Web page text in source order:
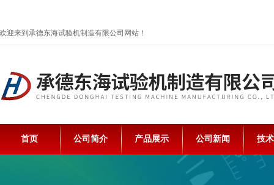
欢迎来到承德东海试验机制造有限公司网站！
首页 公司简介 产品展示 公司新闻 技